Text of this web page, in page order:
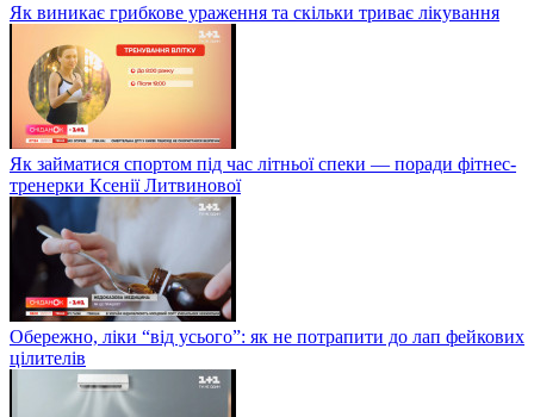
Як виникає грибкове ураження та скільки триває лікування
Як займатися спортом під час літньої спеки — поради фітнес-
тренерки Ксенії Литвинової
Обережно, ліки “від усього”: як не потрапити до лап фейкових
цілителів